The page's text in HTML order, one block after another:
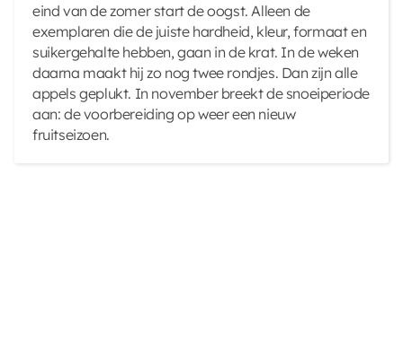
eind van de zomer start de oogst. Alleen de
exemplaren die de juiste hardheid, kleur, formaat en
suikergehalte hebben, gaan in de krat. In de weken
daarna maakt hij zo nog twee rondjes. Dan zijn alle
appels geplukt. In november breekt de snoeiperiode
aan: de voorbereiding op weer een nieuw
fruitseizoen.